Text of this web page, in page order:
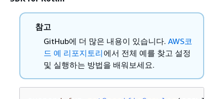
참고
GitHub에 더 많은 내용이 있습니다. AWS코
드 예 리포지토리 에서 전체 예를 찾고 설정
및 실행하는 방법을 배워보세요.